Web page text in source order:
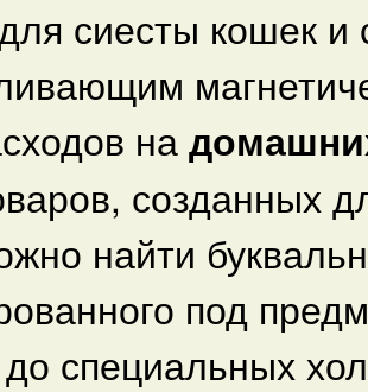
сиесты кошек
на
созданных
найти
под
специальных